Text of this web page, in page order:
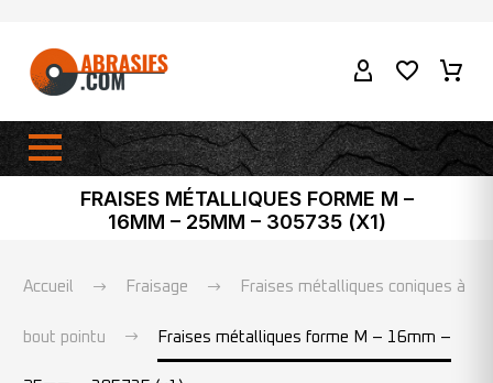
FRAISES MÉTALLIQUES FORME M –
16MM – 25MM – 305735 (X1)
Accueil Fraisage Fraises métalliques coniques à
bout pointu Fraises métalliques forme M – 16mm –